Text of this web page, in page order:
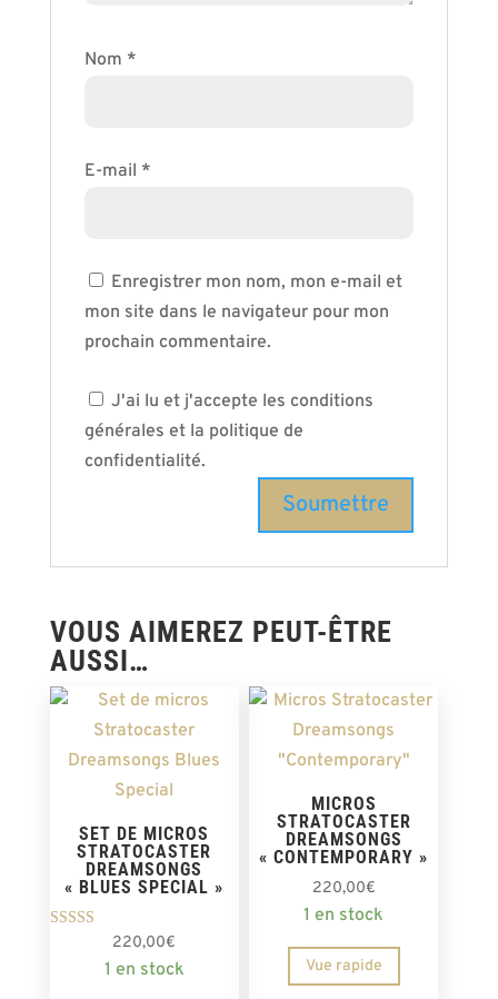
Nom *
E-mail *
Enregistrer mon nom, mon e-mail et
mon site dans le navigateur pour mon
prochain commentaire.
J'ai lu et j'accepte les conditions
générales et la politique de
confidentialité.
VOUS AIMEREZ PEUT-ÊTRE
AUSSI…
SET DE MICROS
STRATOCASTER
DREAMSONGS
« BLUES SPECIAL »
sur 5
220,00€
1 en stock
MICROS
STRATOCASTER
DREAMSONGS
« CONTEMPORARY »
220,00€
1 en stock
Vue rapide